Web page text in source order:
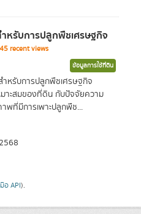
หรับการปลูกพืชเศรษฐกิจ
45 recent views
ข้อมูลการใช้ที่ดิน
ำหรับการปลูกพืชเศรษฐกิจ
มาะสมของที่ดิน กับปัจจัยความ
พที่มีการเพาะปลูกพืช...
อ API).